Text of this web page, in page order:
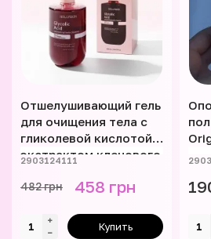
Отшелушивающий гель
для очищения тела с
гликолевой кислотой и
экстрактом кленового
Acid 500 мл
2903124111
482 грн 458 грн
Купить